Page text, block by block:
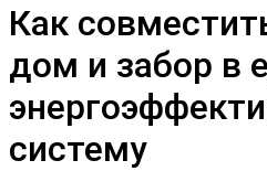
Как
дом и забор в
систему